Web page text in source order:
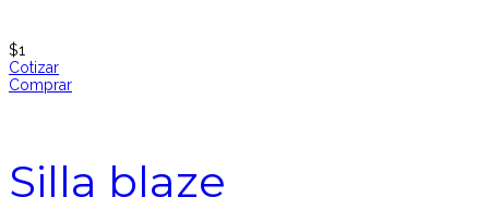
$1
Cotizar
Comprar
Silla blaze